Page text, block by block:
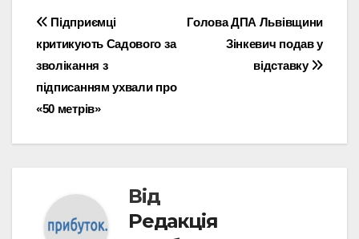
Навігація
записів
Голова ДПА Львівщини
Зінкевич подав у
відставку
Підприємці
критикують Садового за
зволікання з
підписанням ухвали про
«50 метрів»
Від
Редакція